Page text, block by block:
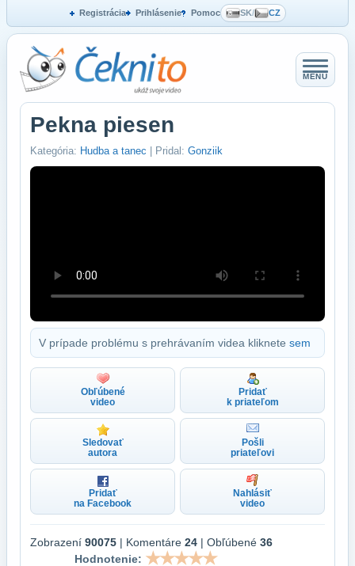
Registrácia Prihlásenie Pomoc SK/ CZ
MENU
Pekna piesen
Kategória: Hudba a tanec | Pridal: Gonziik
V prípade problému s prehrávaním videa kliknete sem
Obľúbené
video
Pridať
k priateľom
Sledovať
autora
Pošli
priateľovi
Pridať
na Facebook
Nahlásiť
video
Zobrazení 90075 | Komentáre 24 | Obľúbené 36
Hodnotenie: